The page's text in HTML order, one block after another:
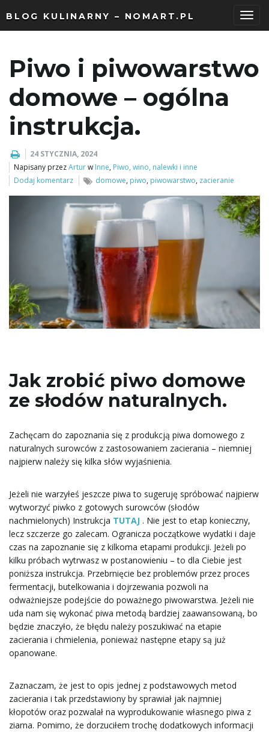
ł
ą
n
a
i
BLOG KULINARNY – NOMART.PL
Piwo i piwowarstwo
domowe – ogólna
instrukcja.
24 STYCZNIA, 2024
Napisany przezArturw Inne, Piwo, wino, nalewki i inne
Dodaj komentarz
domowe, piwo, piwowarstwo, zacieranie
Jak zrobić piwo domowe
ze słodów naturalnych.
Zachęcam do zapoznania się z produkcją piwa domowego z
naturalnych surowców z zastosowaniem zacierania – niemniej
najpierw należy się kilka słów wyjaśnienia.
Jeżeli nie warzyłeś jeszcze piwa to sugeruję spróbować najpierw
wytworzyć piwko z gotowych surowców (słodów
nachmielonych) Instrukcja TUTAJ . Nie jest to etap konieczny,
lecz szczerze go zalecam. Ogranicza początkowe wydatki i daje
czas na zapoznanie się z kilkoma etapami produkcji. Jeżeli po
kilku próbach wytrwasz w postanowieniu – to dla Ciebie jest
poniższa instrukcja. Przebrnięcie bez problemów przez proces
fermentacji, butelkowania i dojrzewania pozwoli na
odważniejsze podejście do poważnego piwowarstwa. Jeżeli nie
uda nam się wykonać piwa metodą bardziej zaawansowaną, bo
będzie znaczyło, że błędu należy poszukiwać na etapie
zacierania i chmielenia, ponieważ następne etapy są już
opanowane.
Zaznaczam, że jest to opis jednej z podstawowych metod
zacierania i tak przedstawiony by sprawiał jak najmniej
kłopotów oraz pozwalał na wyprodukowanie własnego piwa z
ziarna. Pomimo, że dorzuciłem trochę dodatkowych informacji